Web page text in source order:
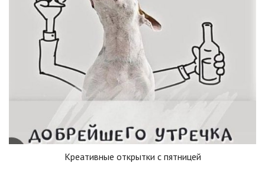
Креативные открытки с пятницей